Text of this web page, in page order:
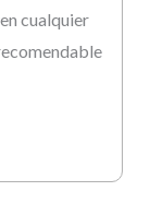
cualquier